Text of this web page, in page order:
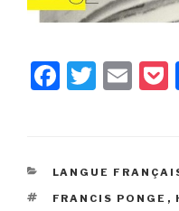
F
e
b
T
er
E
CATÉGORIES
LANGUE
ÉTIQUETTES
FRANCIS PONGE ,